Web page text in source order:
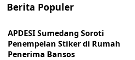
Berita Populer
APDESI Sumedang Soroti
Penempelan Stiker di Rumah
Penerima Bansos